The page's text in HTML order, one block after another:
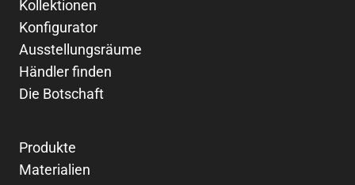
Kollektionen
Konfigurator
Ausstellungsräume
Händler finden
Die Botschaft
Produkte
Materialien